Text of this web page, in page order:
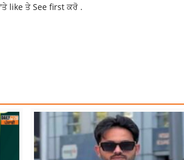
'ਤੇ like ਤੇ See first ਕਰੋ .